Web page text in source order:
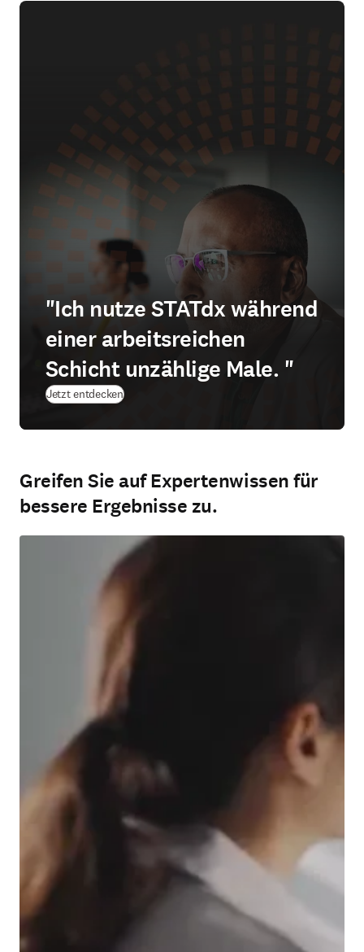
"Ich nutze STATdx während
einer arbeitsreichen
Schicht unzählige Male. "
Jetzt entdecken
Greifen Sie auf Expertenwissen für
bessere Ergebnisse zu.